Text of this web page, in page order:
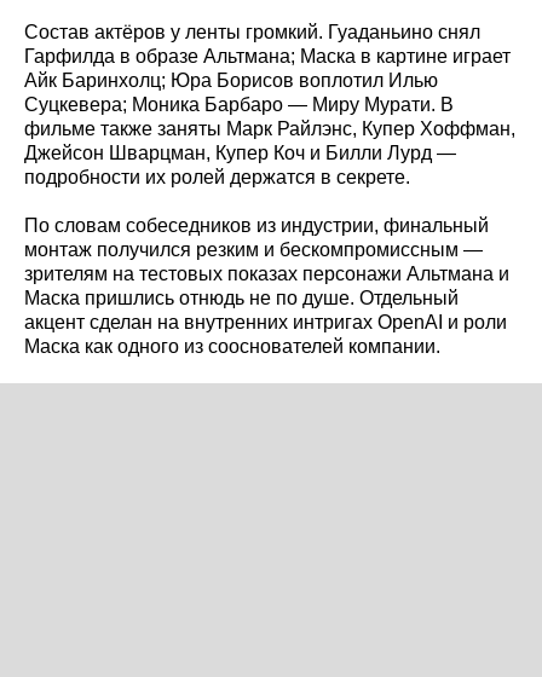
Состав актёров у ленты громкий. Гуаданьино снял
Гарфилда в образе Альтмана; Маска в картине играет
Айк Баринхолц; Юра Борисов воплотил Илью
Суцкевера; Моника Барбаро — Миру Мурати. В
фильме также заняты Марк Райлэнс, Купер Хоффман,
Джейсон Шварцман, Купер Коч и Билли Лурд —
подробности их ролей держатся в секрете.
По словам собеседников из индустрии, финальный
монтаж получился резким и бескомпромиссным —
зрителям на тестовых показах персонажи Альтмана и
Маска пришлись отнюдь не по душе. Отдельный
акцент сделан на внутренних интригах OpenAI и роли
Маска как одного из сооснователей компании.